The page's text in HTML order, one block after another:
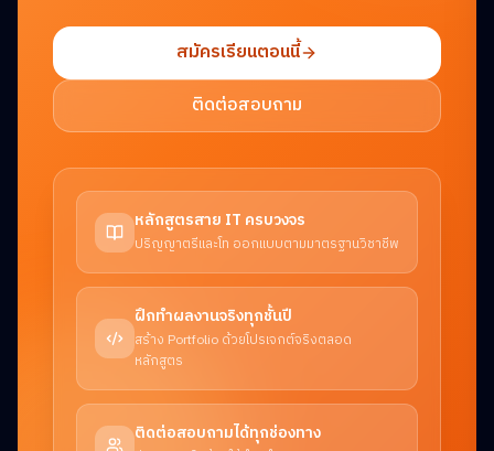
สมัครเรียนตอนนี้
ติดต่อสอบถาม
หลักสูตรสาย IT ครบวงจร
ปริญญาตรีและโท ออกแบบตามมาตรฐานวิชาชีพ
ฝึกทำผลงานจริงทุกชั้นปี
สร้าง Portfolio ด้วยโปรเจกต์จริงตลอด
หลักสูตร
ติดต่อสอบถามได้ทุกช่องทาง